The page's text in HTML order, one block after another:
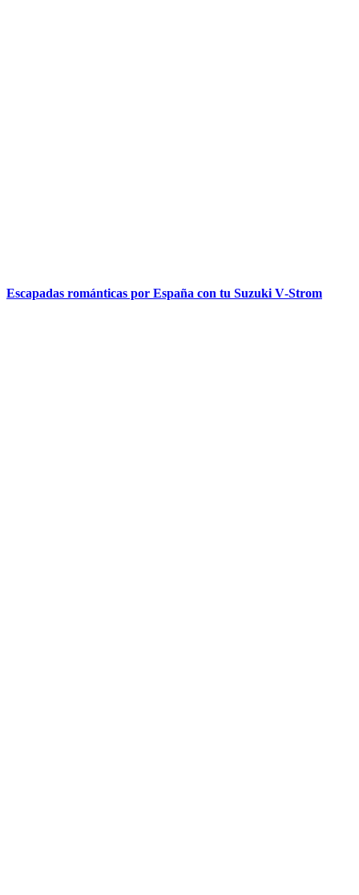
Escapadas románticas por España con tu Suzuki V‑Strom